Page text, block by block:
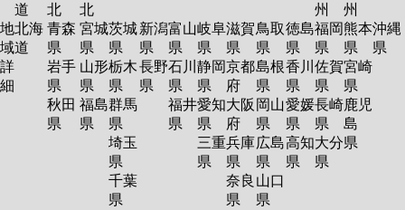
道
北
北
州
州
地
域
詳
細
北海
道
青森
県
岩手
県
秋田
県
宮城
県
山形
県
福島
県
茨城
県
栃木
県
群馬
県
埼玉
県
千葉
県
新潟
県
長野
県
富山
県
石川
県
福井
県
岐阜
県
静岡
県
愛知
県
三重
県
滋賀
県
京都
府
大阪
府
兵庫
県
奈良
県
鳥取
県
島根
県
岡山
県
広島
県
山口
県
徳島
県
香川
県
愛媛
県
高知
県
福岡
県
佐賀
県
長崎
県
大分
県
熊本
県
宮崎
県
鹿児
島
県
沖縄
県